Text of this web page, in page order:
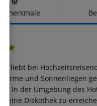
bei
und Sonnenliegen
In der Umgebung des
eine Diskothek zu